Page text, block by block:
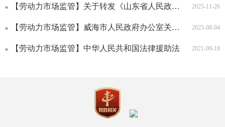
2025-11-26
【劳动力市场监管】关于转发《山东省人民政府关于调整全省最低工资标准的...
2025-08-04
【劳动力市场监管】威海市人民政府办公室关于印发威海市“创业威海”行动...
2021-09-18
【劳动力市场监管】中华人民共和国法律援助法